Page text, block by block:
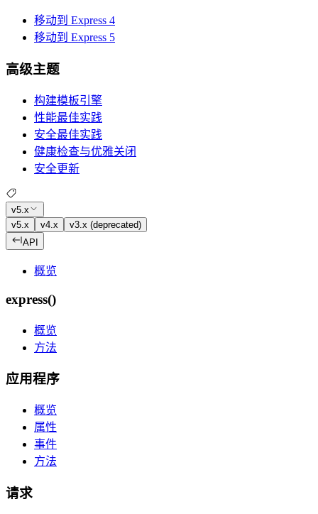
移动到 Express 4
移动到 Express 5
高级主题
构建模板引擎
性能最佳实践
安全最佳实践
健康检查与优雅关闭
安全更新
v5.x
v5.x
v4.x
v3.x (deprecated)
API
概览
express()
概览
方法
应用程序
概览
属性
事件
方法
请求